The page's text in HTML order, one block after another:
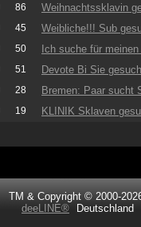
86 Weihnachtssklavin
45 Weibliche!!! Sub
50 Ich suche für
51 Devote Bi Sie
28 Bremen: Paar sucht
19 KLINIK Sklaven
TM & Copyright © 2000-
deeLINE®
Deutschland